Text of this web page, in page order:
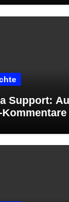
Support: